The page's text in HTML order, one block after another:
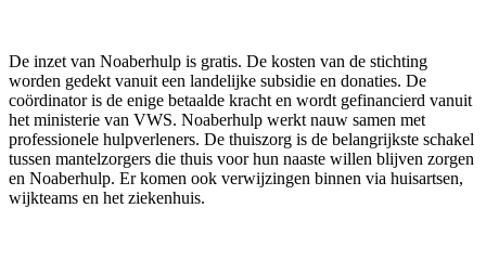
De inzet van Noaberhulp is gratis. De kosten van de stichting
worden gedekt vanuit een landelijke subsidie en donaties. De
coördinator is de enige betaalde kracht en wordt gefinancierd vanuit
het ministerie van VWS. Noaberhulp werkt nauw samen met
professionele hulpverleners. De thuiszorg is de belangrijkste schakel
tussen mantelzorgers die thuis voor hun naaste willen blijven zorgen
en Noaberhulp. Er komen ook verwijzingen binnen via huisartsen,
wijkteams en het ziekenhuis.